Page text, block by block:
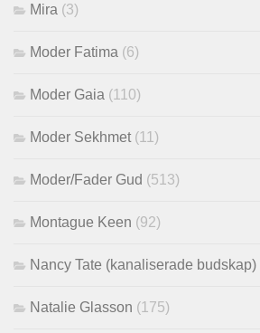
Mira (3)
Moder Fatima (6)
Moder Gaia (110)
Moder Sekhmet (11)
Moder/Fader Gud (513)
Montague Keen (92)
Nancy Tate (kanaliserade budskap)
Natalie Glasson (175)